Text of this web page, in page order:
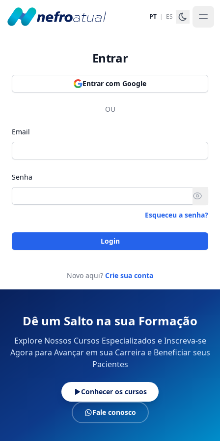
PT | ES
Entrar
Entrar com Google
OU
Email
Senha
Esqueceu a senha?
Login
Novo aqui? Crie sua conta
Dê um Salto na sua Formação
Explore Nossos Cursos Especializados e Inscreva-se
Agora para Avançar em sua Carreira e Beneficiar seus
Pacientes
Conhecer os cursos
Fale conosco